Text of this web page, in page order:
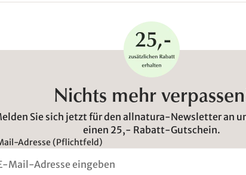
Nichts mehr
Sie sich jetzt für den allnatura-Newsletter an
einen 25,- Rabatt-Gutschein.
Adresse (Pflichtfeld)